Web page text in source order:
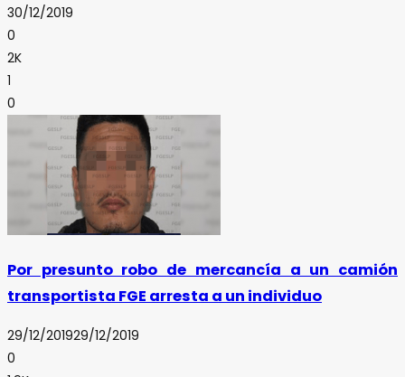
30/12/2019
0
2K
1
0
Por presunto robo de mercancía a un camión
transportista FGE arresta a un individuo
29/12/201929/12/2019
0